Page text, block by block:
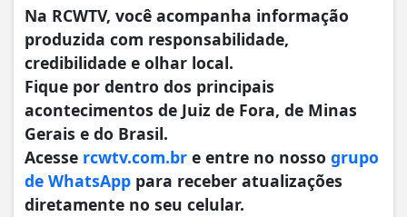
Na RCWTV, você acompanha informação
produzida com responsabilidade,
credibilidade e olhar local.
Fique por dentro dos principais
acontecimentos de Juiz de Fora, de Minas
Gerais e do Brasil.
Acesse rcwtv.com.br e entre no nosso grupo
de WhatsApp para receber atualizações
diretamente no seu celular.